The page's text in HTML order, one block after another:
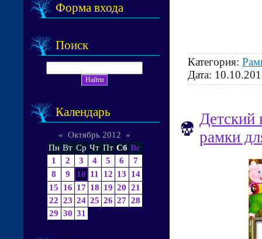
Форма входа
Поиск
Календарь
« Октябрь 2012
»
Пн Вт Ср Чт Пт Сб Вс
1
2 3 4 5 6
7
8
9 10 11 12 13
14
15
16 17 18 19 20 21
22 23 24 25 26 27 28
29 30 31
Категория:
Дата:
Детский
рамки